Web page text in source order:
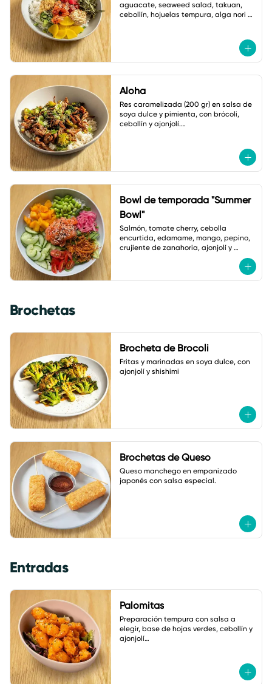
aguacate, seaweed salad, takuan,
cebollín, hojuelas tempura, alga nori y
Aloha
Res caramelizada (200 gr) en salsa de
soya dulce y pimienta, con brócoli,
cebollín y ajonjolí.
Bowl de temporada "Summer
Bowl"
Salmón, tomate cherry, cebolla
encurtida, edamame, mango, pepino,
crujiente de zanahoria, ajonjolí y
vinagreta de zanahoria con jengibre.
Brochetas
Brocheta de Brocoli
Fritas y marinadas en soya dulce, con
ajonjolí y shishimi
Brochetas de Queso
Queso manchego en empanizado
japonés con salsa especial.
Entradas
Palomitas
Preparación tempura con salsa a
elegir, base de hojas verdes, cebollín y
ajonjolí